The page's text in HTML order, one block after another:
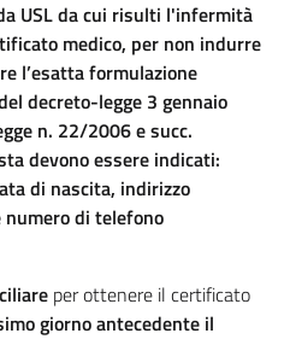
USL da cui risulti l'infermità
medico, per non indurre
l’esatta formulazione
decreto-legge 3 gennaio
n. 22/2006 e succ.
devono essere indicati:
di nascita, indirizzo
di telefono
per ottenere il certificato
giorno antecedente il